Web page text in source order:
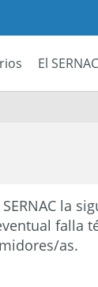
El SERNAC
la
falla
as.